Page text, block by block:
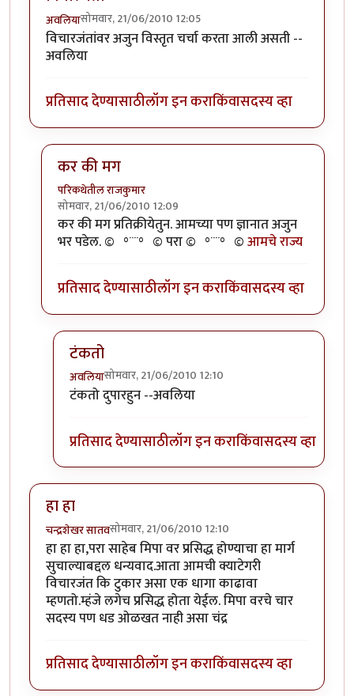
अवलियासोमवार, 21/06/2010 12:05
विचारजंतांवर अजुन विस्तृत चर्चा करता आली असती --
अवलिया
प्रतिसाद देण्यासाठीलॉग इन कराकिंवासदस्य व्हा
कर की मग
परिकथेतील राजकुमार
सोमवार, 21/06/2010 12:09
In reply toविचारजंताbyअवलिया
कर की मग प्रतिक्रीयेतुन. आमच्या पण ज्ञानात अजुन
भर पडेल. ©º°¨¨°º© परा ©º°¨¨°º©आमचे राज्य
प्रतिसाद देण्यासाठीलॉग इन कराकिंवासदस्य व्हा
टंकतो
अवलियासोमवार, 21/06/2010 12:10
In reply toकर की मगby
टंकतो दुपारहुन --अवलिया
प्रतिसाद देण्यासाठीलॉग इन कराकिंवासदस्य व्हा
हा हा
चन्द्रशेखर सातवसोमवार, 21/06/2010 12:10
हा हा हा,परा साहेब मिपा वर प्रसिद्ध होण्याचा हा मार्ग
सुचाल्याबद्दल धन्यवाद.आता आमची क्याटेगरी
विचारजंत कि टुकार असा एक धागा काढावा
म्हणतो.म्हंजे लगेच प्रसिद्ध होता येईल. मिपा वरचे चार
सदस्य पण धड ओळखत नाही असा चंद्र
प्रतिसाद देण्यासाठीलॉग इन कराकिंवासदस्य व्हा